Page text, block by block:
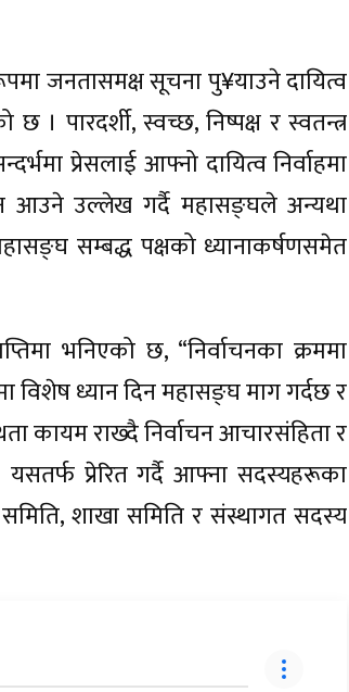
जनतासमक्ष सूचना पु¥याउने दायित्व
पारदर्शी, स्वच्छ, निष्पक्ष र स्वतन्त्र
प्रेसलाई आफ्नो दायित्व निर्वाहमा
आउने उल्लेख गर्दै महासङ्घले अन्यथा
सम्बद्ध पक्षको ध्यानाकर्षणसमेत
भनिएको छ, “निर्वाचनका क्रममा
विशेष ध्यान दिन महासङ्घ माग गर्दछ र
कायम राख्दै निर्वाचन आचारसंहिता र
यसतर्फ प्रेरित गर्दै आफ्ना सदस्यहरूका
शाखा समिति र संस्थागत सदस्य